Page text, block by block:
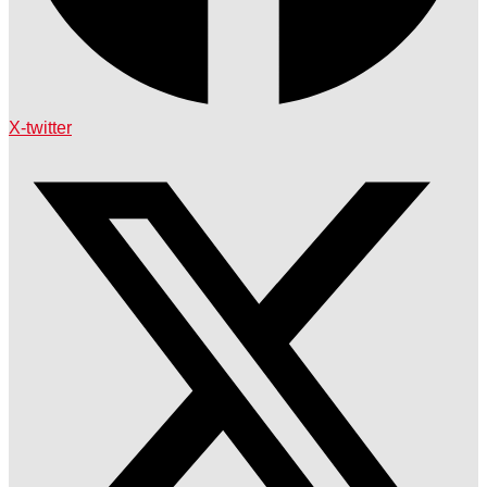
X-twitter